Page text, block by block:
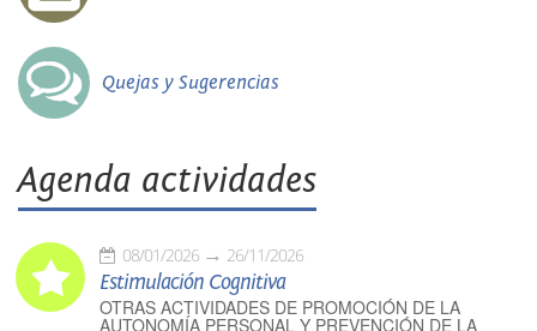
Quejas y Sugerencias
Agenda actividades
08/01/2026 26/11/2026
Estimulación Cognitiva
OTRAS ACTIVIDADES DE PROMOCIÓN DE LA
AUTONOMÍA PERSONAL Y PREVENCIÓN DE LA